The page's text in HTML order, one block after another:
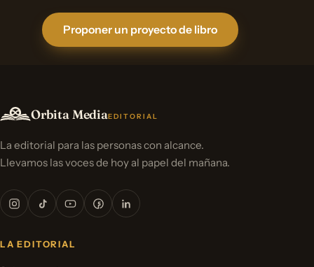
Proponer un proyecto de libro
Orbita MediaEDITORIAL
La editorial para las personas con alcance.
Llevamos las voces de hoy al papel del mañana.
LA EDITORIAL